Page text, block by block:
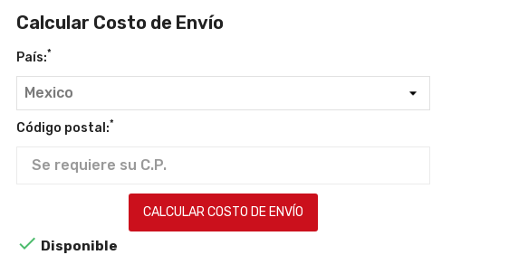
Calcular Costo de Envío
País:*
Código postal:*
CALCULAR COSTO DE ENVÍO
 Disponible